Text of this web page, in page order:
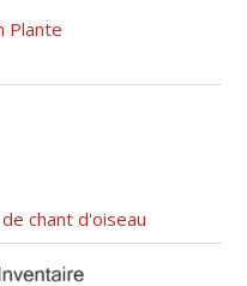
Plante
chant d'oiseau